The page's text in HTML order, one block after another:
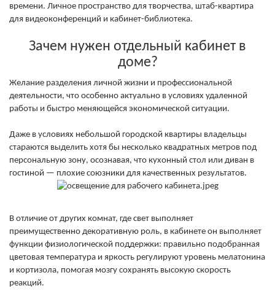
времени. Личное пространство для творчества, штаб-квартира
для видеоконференций и кабинет-библиотека.
Зачем нужен отдельный кабинет в
доме?
Желание разделения личной жизни и профессиональной
деятельности, что особенно актуально в условиях удаленной
работы и быстро меняющейся экономической ситуации.
Даже в условиях небольшой городской квартиры владельцы
стараются выделить хотя бы несколько квадратных метров под
персональную зону, осознавая, что кухонный стол или диван в
гостиной — плохие союзники для качественных результатов.
В отличие от других комнат, где свет выполняет
преимущественно декоративную роль, в кабинете он выполняет
функции физиологической поддержки: правильно подобранная
цветовая температура и яркость регулируют уровень мелатонина
и кортизола, помогая мозгу сохранять высокую скорость
реакций.